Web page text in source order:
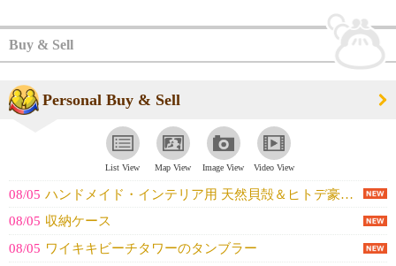
Buy & Sell
Personal Buy & Sell
List View Map View Image View Video View
08/05 ハンドメイド・インテリア用 天然貝殻＆ヒトデ豪華大容量セット
08/05 収納ケース
08/05 ワイキキビーチタワーのタンブラー